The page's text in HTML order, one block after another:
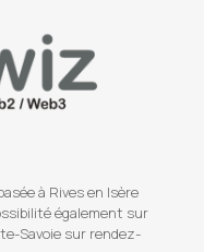
à Rives en Isère
également sur
Savoie sur rendez-